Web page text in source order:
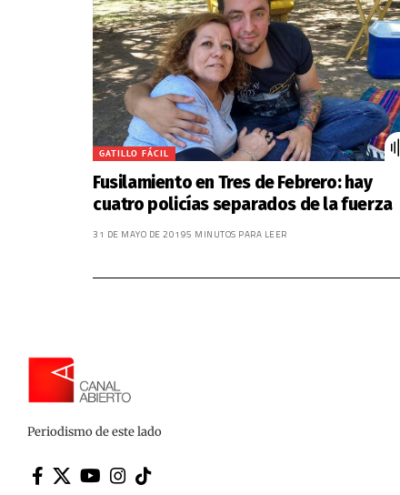
GATILLO FÁCIL
Fusilamiento en Tres de Febrero: hay
cuatro policías separados de la fuerza
31 DE MAYO DE 20195 MINUTOS PARA LEER
Periodismo de este lado